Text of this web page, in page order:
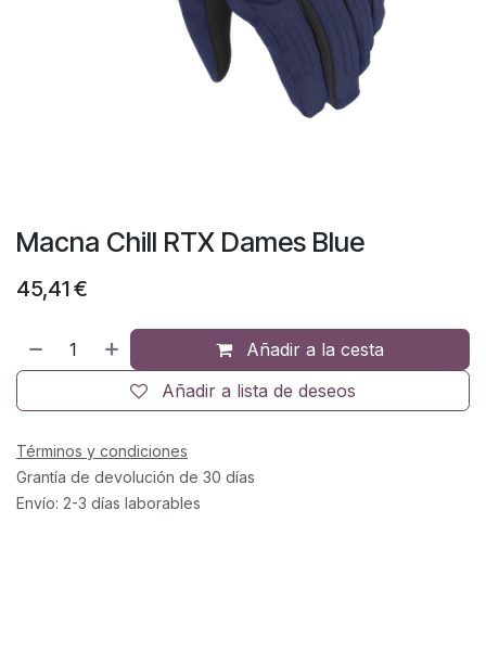
Macna Chill RTX Dames Blue
45,41€
Añadir a la cesta
Añadir a lista de deseos
Términos y condiciones
Grantía de devolución de 30 días
Envío: 2-3 días laborables